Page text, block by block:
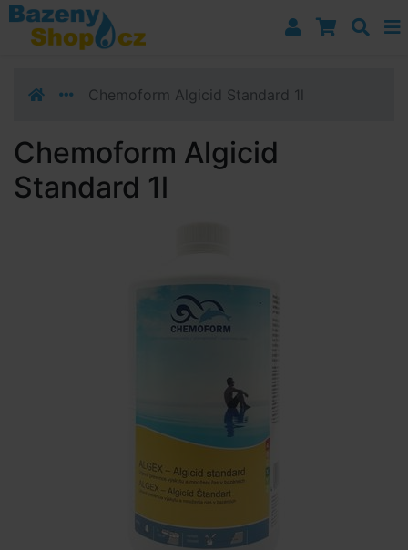
Přejít k navigaci
Přejít na obsah
Přejít k postrannímu sloupci
Chemoform Algicid Standard 1l
Chemoform Algicid
Standard 1l